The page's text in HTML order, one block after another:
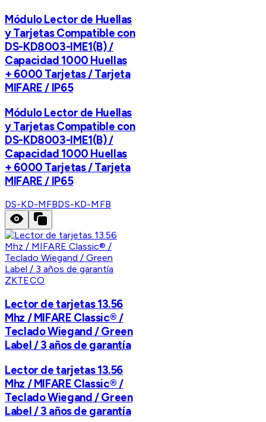
Módulo Lector de Huellas
y Tarjetas Compatible con
DS-KD8003-IME1(B) /
Capacidad 1000 Huellas
+ 6000 Tarjetas / Tarjeta
MIFARE / IP65
Módulo Lector de Huellas
y Tarjetas Compatible con
DS-KD8003-IME1(B) /
Capacidad 1000 Huellas
+ 6000 Tarjetas / Tarjeta
MIFARE / IP65
DS-KD-MFBDS-KD-MFB
ZKTECO
Lector de tarjetas 13.56
Mhz / MIFARE Classic® /
Teclado Wiegand / Green
Label / 3 años de garantía
Lector de tarjetas 13.56
Mhz / MIFARE Classic® /
Teclado Wiegand / Green
Label / 3 años de garantía